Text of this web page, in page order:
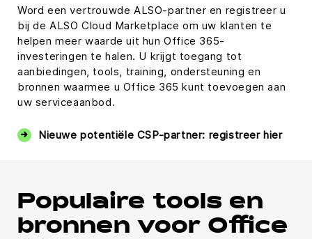
Word een vertrouwde ALSO-partner en registreer u
bij de ALSO Cloud Marketplace om uw klanten te
helpen meer waarde uit hun Office 365-
investeringen te halen. U krijgt toegang tot
aanbiedingen, tools, training, ondersteuning en
bronnen waarmee u Office 365 kunt toevoegen aan
uw serviceaanbod.
Nieuwe potentiële CSP-partner: registreer hier
Populaire tools en
bronnen voor Office